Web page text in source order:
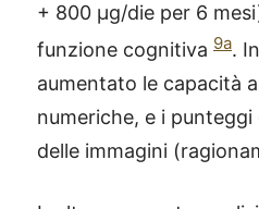
+ 800 µg/die per 6
funzione cognitiva 9a.
aumentato le capacità
numeriche, e i
delle immagini